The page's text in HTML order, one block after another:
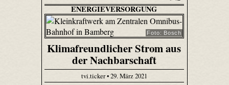
ENERGIEVERSORGUNG
Foto: Bosch
Klimafreundlicher Strom aus
der Nachbarschaft
tvi.ticker • 29. März 2021